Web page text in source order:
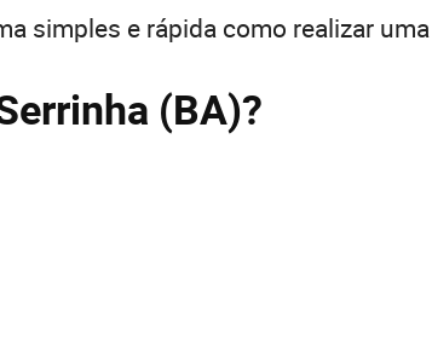
simples e rápida como realizar
(BA)?